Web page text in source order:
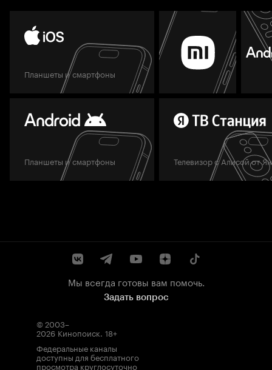
Планшеты и смартфоны
Планшеты и смартфоны Телевизор с Алисой от
Мы всегда готовы вам помочь.
Задать вопрос
© 2003–
2026 Кинопоиск. 18+
Федеральные каналы
доступны для бесплатного
просмотра круглосуточно